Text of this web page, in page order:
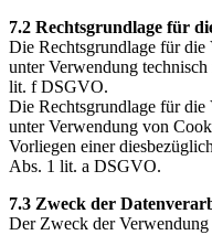
7.2 Rechtsgrundlage für
Die Rechtsgrundlage für die
unter Verwendung
lit. f DSGVO.
Die Rechtsgrundlage für die
unter Verwendung von
Vorliegen einer
Abs. 1 lit. a DSGVO.
7.3 Zweck der
Der Zweck der